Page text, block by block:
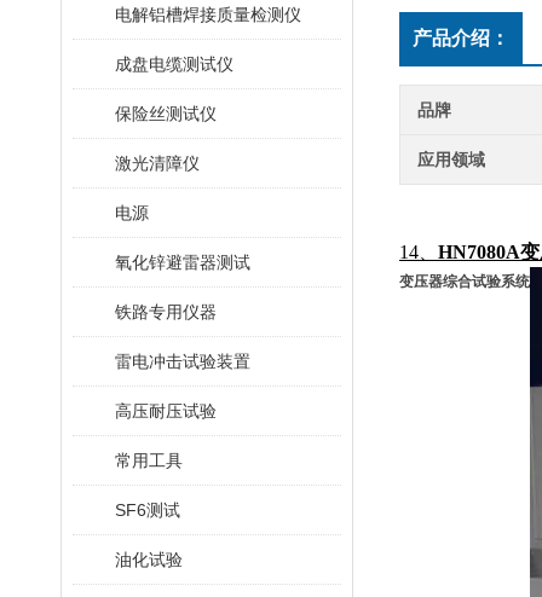
电解铝槽焊接质量检测仪
成盘电缆测试仪
保险丝测试仪
激光清障仪
电源
氧化锌避雷器测试
铁路专用仪器
雷电冲击试验装置
高压耐压试验
常用工具
SF6测试
油化试验
产品介绍：
品牌
应用领域
14、 HN7080A
变压器综合试验系统